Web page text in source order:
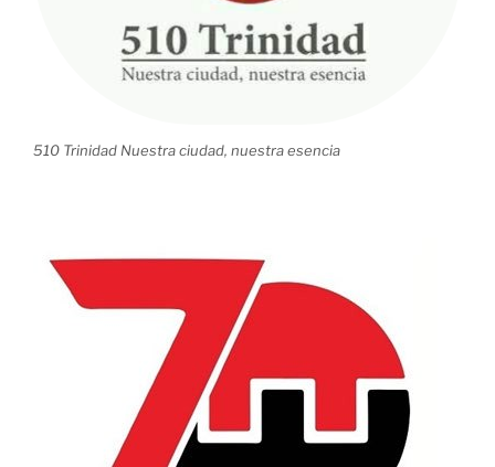
510 Trinidad Nuestra ciudad, nuestra esencia